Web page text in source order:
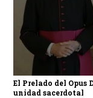
El Prelado del
unidad sacerdotal